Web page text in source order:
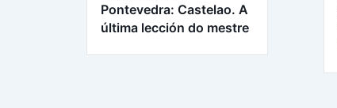
Pontevedra: Castelao. A
última lección do mestre